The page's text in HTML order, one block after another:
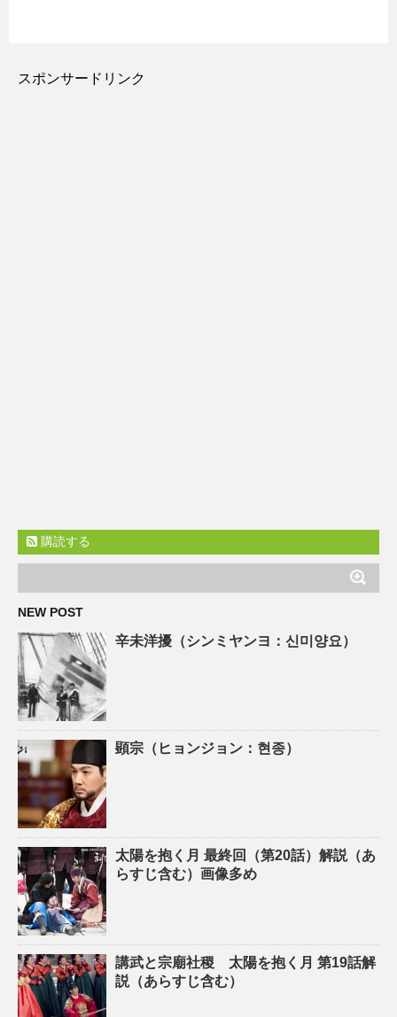
スポンサードリンク
購読する
NEW POST
辛未洋擾（シンミヤンヨ：신미양요）
顕宗（ヒョンジョン：현종）
太陽を抱く月 最終回（第20話）解説（あ
らすじ含む）画像多め
講武と宗廟社稷 太陽を抱く月 第19話解
説（あらすじ含む）